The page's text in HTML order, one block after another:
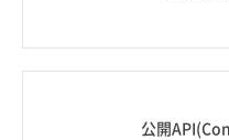
公開